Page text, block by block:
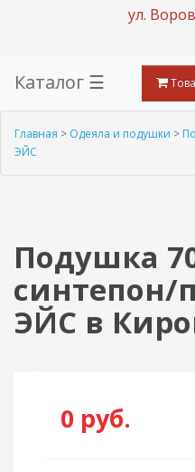
ул.
Каталог ☰
Главная > Одеяла и подушки >
ЭЙС
Подушка
синтепон/
ЭЙС в
0 руб.